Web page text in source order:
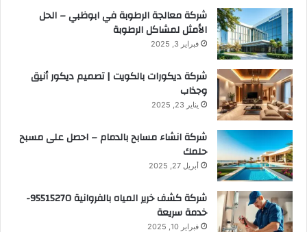
شركة معالجة الرطوبة في ابوظبي – الحل
الأمثل لمشاكل الرطوبة
فبراير 3, 2025
شركة ديكورات بالكويت | تصميم ديكور أنيق
وجذاب
يناير 23, 2025
شركة انشاء مسابح بالدمام – احصل على مسبح
حلمك
أبريل 27, 2025
شركة كشف خرير المياه بالفروانية 95515270-
خدمة سريعة
فبراير 10, 2025